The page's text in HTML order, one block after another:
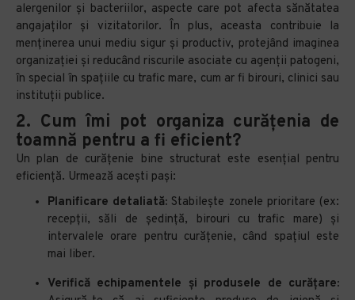
alergenilor și bacteriilor, aspecte care pot afecta sănătatea
angajaților și vizitatorilor. În plus, aceasta contribuie la
menținerea unui mediu sigur și productiv, protejând imaginea
organizației și reducând riscurile asociate cu agenții patogeni,
în special în spațiile cu trafic mare, cum ar fi birouri, clinici sau
instituții publice.
2. Cum îmi pot organiza curățenia de
toamnă pentru a fi eficient?
Un plan de curățenie bine structurat este esențial pentru
eficiență. Urmează acești pași:
Planificare detaliată: Stabilește zonele prioritare (ex:
recepții, săli de ședință, birouri cu trafic mare) și
intervalele orare pentru curățenie, când spațiul este
mai liber.
Verifică echipamentele și produsele de curățare: